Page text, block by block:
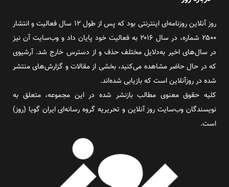
روز آنلاین روزنامه‌ای اینترنتی بود که پس از طول ۱۲ سال فعالیت و انتشار
۲۵۰۰ شماره، در سال ۲۰۱۶ به فعالیت خود پایان داد و وب‌سایت آن نیز
در سال‌های اخیر به‌دلایل مختلف حذف و از دسترس خارج شد. آرشیوی
که در حال حاضر مشاهده می‌کنید، بخشی از مقالات و گزارش‌های منتشر
شده در روزآنلاین است که بازیابی شده‌اند.
کلیه حقوق معنوی مطالب بازنشر شده در این مجموعه، متعلق به
نویسندگان وب‌سایت روز آنلاین و تحریریه گروه رسانه‌ای ایران گویا (روز)
است.